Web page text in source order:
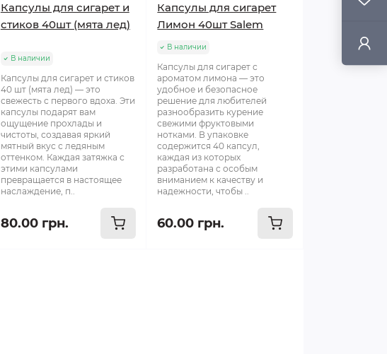
Капсулы для сигарет и
стиков 40шт (мята лед)
В наличии
Капсулы для сигарет и стиков
40 шт (мята лед) — это
свежесть с первого вдоха. Эти
капсулы подарят вам
ощущение прохлады и
чистоты, создавая яркий
мятный вкус с ледяным
оттенком. Каждая затяжка с
этими капсулами
превращается в настоящее
наслаждение, п..
80.00 грн.
Капсулы для сигарет
Лимон 40шт Salem
В наличии
Капсулы для сигарет с
ароматом лимона — это
удобное и безопасное
решение для любителей
разнообразить курение
свежими фруктовыми
нотками. В упаковке
содержится 40 капсул,
каждая из которых
разработана с особым
вниманием к качеству и
надежности, чтобы ..
60.00 грн.